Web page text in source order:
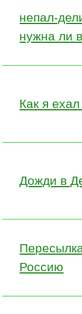
непал-
нужна ли
Как я
Дожди в
Россию